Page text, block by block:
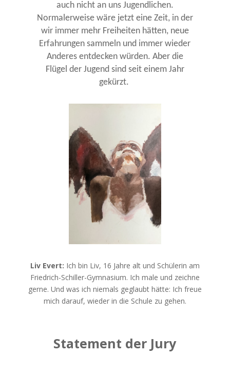
auch nicht an uns Jugendlichen.
Normalerweise wäre jetzt eine Zeit, in der
wir immer mehr Freiheiten hätten, neue
Erfahrungen sammeln und immer wieder
Anderes entdecken würden. Aber die
Flügel der Jugend sind seit einem Jahr
gekürzt.
Liv Evert: Ich bin Liv, 16 Jahre alt und Schülerin am
Friedrich-Schiller-Gymnasium. Ich male und zeichne
gerne. Und was ich niemals geglaubt hätte: Ich freue
mich darauf, wieder in die Schule zu gehen.
Statement der Jury